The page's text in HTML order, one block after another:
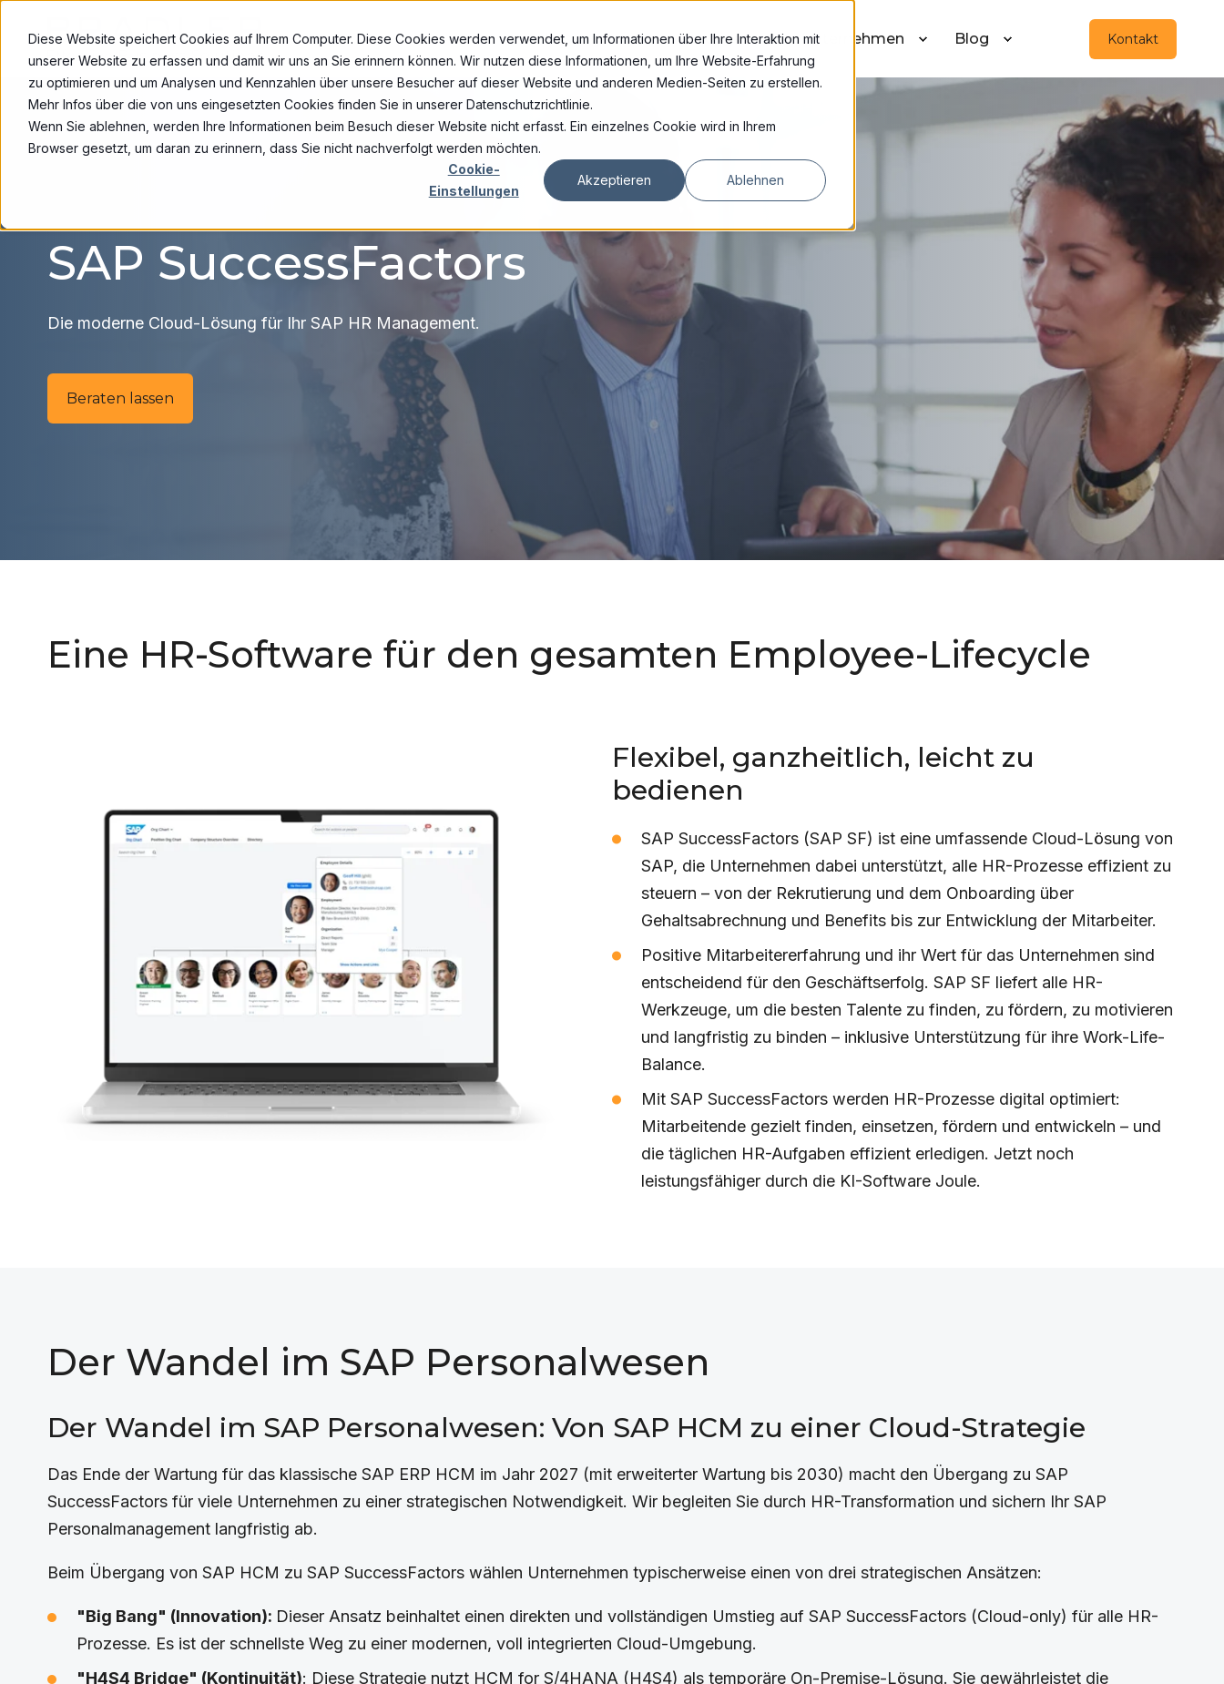
Diese Website speichert Cookies auf Ihrem Computer. Diese Cookies werden verwendet, um Informationen über Ihre Interaktion mit
unserer Website zu erfassen und damit wir uns an Sie erinnern können. Wir nutzen diese Informationen, um Ihre Website-Erfahrung
zu optimieren und um Analysen und Kennzahlen über unsere Besucher auf dieser Website und anderen Medien-Seiten zu erstellen.
Mehr Infos über die von uns eingesetzten Cookies finden Sie in unserer Datenschutzrichtlinie.
Wenn Sie ablehnen, werden Ihre Informationen beim Besuch dieser Website nicht erfasst. Ein einzelnes Cookie wird in Ihrem
Browser gesetzt, um daran zu erinnern, dass Sie nicht nachverfolgt werden möchten.
Cookie-
Einstellungen
Akzeptieren Ablehnen
Lösungen Leistungen Unternehmen Blog Kontakt
SAP SuccessFactors
Die moderne Cloud-Lösung für Ihr SAP HR Management.
Beraten lassen
Eine HR-Software für den gesamten Employee-Lifecycle
Flexibel, ganzheitlich, leicht zu
bedienen
SAP SuccessFactors (SAP SF) ist eine umfassende Cloud-Lösung von
SAP, die Unternehmen dabei unterstützt, alle HR-Prozesse effizient zu
steuern – von der Rekrutierung und dem Onboarding über
Gehaltsabrechnung und Benefits bis zur Entwicklung der Mitarbeiter.
Positive Mitarbeitererfahrung und ihr Wert für das Unternehmen sind
entscheidend für den Geschäftserfolg. SAP SF liefert alle HR-
Werkzeuge, um die besten Talente zu finden, zu fördern, zu motivieren
und langfristig zu binden – inklusive Unterstützung für ihre Work-Life-
Balance.
Mit SAP SuccessFactors werden HR-Prozesse digital optimiert:
Mitarbeitende gezielt finden, einsetzen, fördern und entwickeln – und
die täglichen HR-Aufgaben effizient erledigen. Jetzt noch
leistungsfähiger durch die KI-Software Joule.
Der Wandel im SAP Personalwesen
Der Wandel im SAP Personalwesen: Von SAP HCM zu einer Cloud-Strategie
Das Ende der Wartung für das klassische SAP ERP HCM im Jahr 2027 (mit erweiterter Wartung bis 2030) macht den Übergang zu SAP
SuccessFactors für viele Unternehmen zu einer strategischen Notwendigkeit. Wir begleiten Sie durch HR-Transformation und sichern Ihr SAP
Personalmanagement langfristig ab.
Beim Übergang von SAP HCM zu SAP SuccessFactors wählen Unternehmen typischerweise einen von drei strategischen Ansätzen:
"Big Bang" (Innovation): Dieser Ansatz beinhaltet einen direkten und vollständigen Umstieg auf SAP SuccessFactors (Cloud-only) für alle HR-
Prozesse. Es ist der schnellste Weg zu einer modernen, voll integrierten Cloud-Umgebung.
"H4S4 Bridge" (Kontinuität): Diese Strategie nutzt HCM for S/4HANA (H4S4) als temporäre On-Premise-Lösung. Sie gewährleistet die